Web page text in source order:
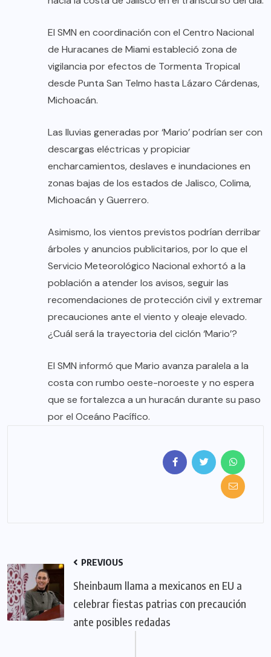
El SMN en coordinación con el Centro Nacional
de Huracanes de Miami estableció zona de
vigilancia por efectos de Tormenta Tropical
desde Punta San Telmo hasta Lázaro Cárdenas,
Michoacán.
Las lluvias generadas por ‘Mario’ podrían ser con
descargas eléctricas y propiciar
encharcamientos, deslaves e inundaciones en
zonas bajas de los estados de Jalisco, Colima,
Michoacán y Guerrero.
Asimismo, los vientos previstos podrían derribar
árboles y anuncios publicitarios, por lo que el
Servicio Meteorológico Nacional exhortó a la
población a atender los avisos, seguir las
recomendaciones de protección civil y extremar
precauciones ante el viento y oleaje elevado.
¿Cuál será la trayectoria del ciclón ‘Mario’?
El SMN informó que Mario avanza paralela a la
costa con rumbo oeste-noroeste y no espera
que se fortalezca a un huracán durante su paso
por el Oceáno Pacífico.
PREVIOUS
Sheinbaum llama a mexicanos en EU a
celebrar fiestas patrias con precaución
ante posibles redadas